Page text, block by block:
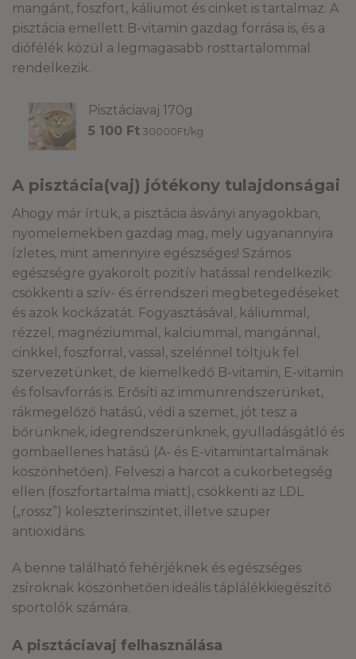
mangánt, foszfort, káliumot és cinket is tartalmaz. A
pisztácia emellett B-vitamin gazdag forrása is, és a
diófélék közül a legmagasabb rosttartalommal
rendelkezik.
Pisztáciavaj 170g
5 100 Ft30000Ft/kg
A pisztácia(vaj) jótékony tulajdonságai
Ahogy már írtuk, a pisztácia ásványi anyagokban,
nyomelemekben gazdag mag, mely ugyanannyira
ízletes, mint amennyire egészséges! Számos
egészségre gyakorolt pozitív hatással rendelkezik:
csökkenti a szív- és érrendszeri megbetegedéseket
és azok kockázatát. Fogyasztásával, káliummal,
rézzel, magnéziummal, kalciummal, mangánnal,
cinkkel, foszforral, vassal, szelénnel töltjük fel
szervezetünket, de kiemelkedő B-vitamin, E-vitamin
és folsavforrás is. Erősíti az immunrendszerünket,
rákmegelőző hatású, védi a szemet, jót tesz a
bőrünknek, idegrendszerünknek, gyulladásgátló és
gombaellenes hatású (A- és E-vitamintartalmának
köszönhetően). Felveszi a harcot a cukorbetegség
ellen (foszfortartalma miatt), csökkenti az LDL
(„rossz”) koleszterinszintet, illetve szuper
antioxidáns.
A benne található fehérjéknek és egészséges
zsíroknak köszönhetően ideális táplálékkiegészítő
sportolók számára.
A pisztáciavaj felhasználása